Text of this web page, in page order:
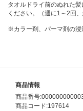
タオルドライ前のぬれた
ください。（週に1～2回、
※カラー剤、パーマ剤の浸
商品情報
商品番号
商品コード:197614